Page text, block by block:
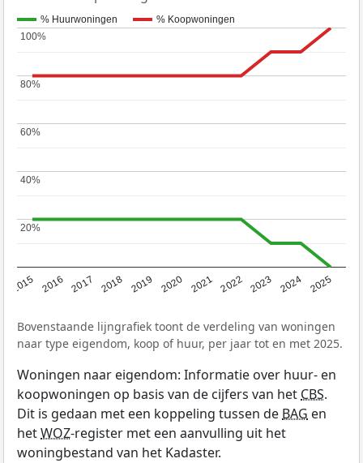
% Huurwoningen % Koopwoningen
2015 2016 2017 2018 2019 2020 2021 2022 2023 2024 2025
20%
20%
40%
40%
60%
60%
80%
80%
100%
100%
Bovenstaande lijngrafiek toont de verdeling van woningen
naar type eigendom, koop of huur, per jaar tot en met 2025.
Woningen naar eigendom: Informatie over huur- en
koopwoningen op basis van de cijfers van het CBS.
Dit is gedaan met een koppeling tussen de BAG en
hetWOZ-register met een aanvulling uit het
woningbestand van het Kadaster.